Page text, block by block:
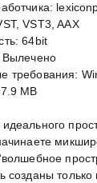
VST3, AAX
64bit
Вылечено
требования:
MB
созданы